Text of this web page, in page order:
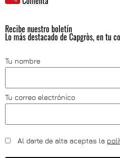
Recibe nuestro boletín
Lo más destacado de Capgròs, en tu
Tu nombre
Tu correo electrónico
Al darte de alta aceptas la